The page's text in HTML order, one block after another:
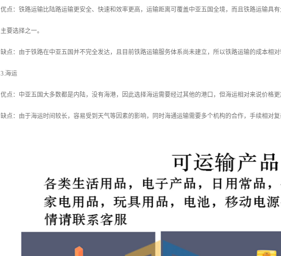
优点：铁路运输比陆路运输更安全、快速和效率更高，运输距离可覆盖中亚五国全境，而且铁路运输具
主要选择之一。
缺点：由于铁路在中亚五国并不完全发达，且目前铁路运输服务体系尚未建立，所以铁路运输的成本相对
3.海运
优点：中亚五国大多数都是内陆，没有海港，因此选择海运需要经过其他的港口，但海运相对来说价格更
缺点：由于海运时间较长，容易受到天气等因素的影响，同时海通运输需要多个机构的合作，手续相对复